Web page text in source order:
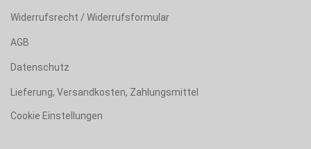
Widerrufsrecht / Widerrufsformular
AGB
Datenschutz
Lieferung, Versandkosten, Zahlungsmittel
Cookie Einstellungen